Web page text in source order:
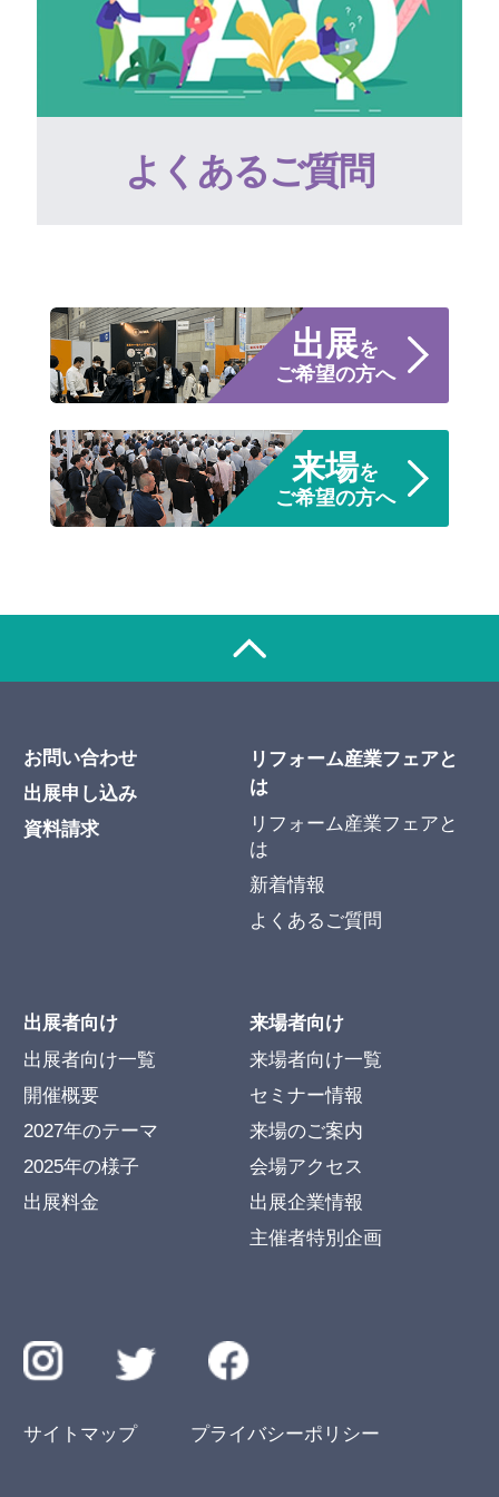
よくあるご質問
出展を
ご希望の方へ
来場を
ご希望の方へ
お問い合わせ
出展申し込み
資料請求
リフォーム産業フェアと
は
リフォーム産業フェアと
は
新着情報
よくあるご質問
出展者向け
出展者向け一覧
開催概要
2027年のテーマ
2025年の様子
出展料金
来場者向け
来場者向け一覧
セミナー情報
来場のご案内
会場アクセス
出展企業情報
主催者特別企画
サイトマップ プライバシーポリシー